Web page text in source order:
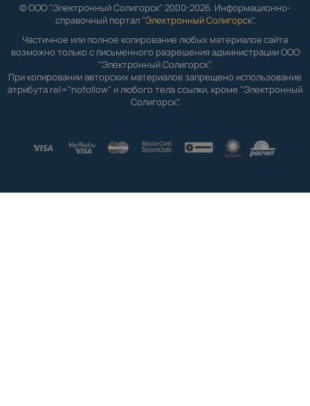
© ООО "Электронный Солигорск" 2000-2026. Информационно-
справочный портал "Электронный Солигорск".
Частичное или полное копирование любых материалов сайта
возможно только с письменного разрешения администрации ООО
"Электронный Солигорск".
При копировании авторских материалов запрещено использование
атрибута rel="nofollow" и любого тела ссылки, кроме "Электронный
Солигорск".